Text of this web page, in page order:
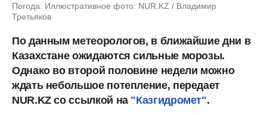
Погода. Иллюстративное фото: NUR.KZ / Владимир
Третьяков
По данным метеорологов, в ближайшие дни в
Казахстане ожидаются сильные морозы.
Однако во второй половине недели можно
ждать небольшое потепление, передает
NUR.KZ со ссылкой на "Казгидромет".